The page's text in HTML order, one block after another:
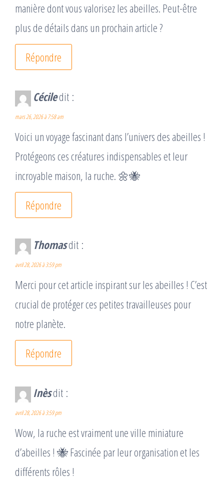
manière dont vous valorisez les abeilles. Peut-être
plus de détails dans un prochain article ?
Répondre
Céciledit :
mars 26, 2026 à 7:58 am
Voici un voyage fascinant dans l’univers des abeilles !
Protégeons ces créatures indispensables et leur
incroyable maison, la ruche. 🌼🐝
Répondre
Thomasdit :
avril 28, 2026 à 3:59 pm
Merci pour cet article inspirant sur les abeilles ! C’est
crucial de protéger ces petites travailleuses pour
notre planète.
Répondre
Inèsdit :
avril 28, 2026 à 3:59 pm
Wow, la ruche est vraiment une ville miniature
d’abeilles ! 🐝 Fascinée par leur organisation et les
différents rôles !